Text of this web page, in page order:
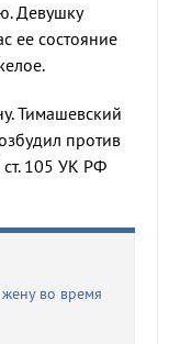
Девушку
ее состояние
Тимашевский
против
ст. 105 УК РФ
во время